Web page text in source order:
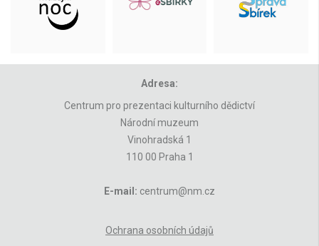
Adresa:
Centrum pro prezentaci kulturního dědictví
Národní muzeum
Vinohradská 1
110 00 Praha 1
E-mail: centrum@nm.cz
Ochrana osobních údajů